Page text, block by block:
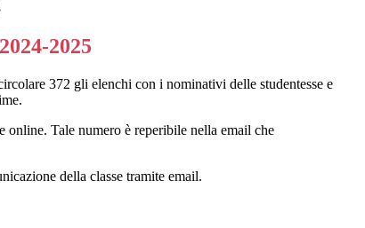
2025
372 gli elenchi con i nominativi delle studentesse e
online. Tale numero è reperibile nella email che
della classe tramite email.